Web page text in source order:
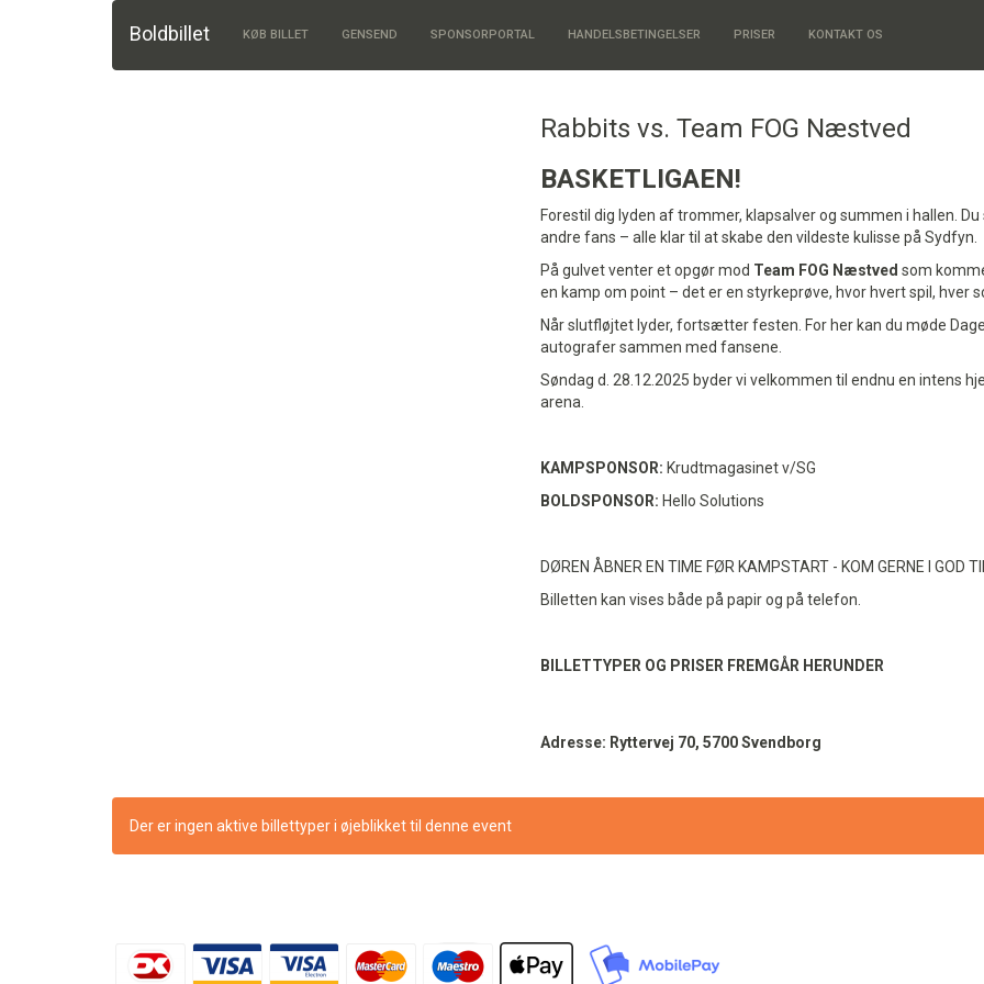
Boldbillet KØB BILLET GENSEND SPONSORPORTAL HANDELSBETINGELSER PRISER KONTAKT OS
Rabbits vs. Team FOG Næstved
BASKETLIGAEN!
Forestil dig lyden af trommer, klapsalver og summen i hallen.
andre fans – alle klar til at skabe den vildeste kulisse på Sydfyn.
På gulvet venter et opgør mod Team FOG Næstved som
en kamp om point – det er en styrkeprøve, hvor hvert spil,
Når slutfløjtet lyder, fortsætter festen. For her kan du møde
autografer sammen med fansene.
Søndag d. 28.12.2025 byder vi velkommen til endnu en intens
arena.
KAMPSPONSOR: Krudtmagasinet v/SG
BOLDSPONSOR: Hello Solutions
DØREN ÅBNER EN TIME FØR KAMPSTART - KOM GERNE I GOD
Billetten kan vises både på papir og på telefon.
BILLETTYPER OG PRISER FREMGÅR HERUNDER
Adresse: Ryttervej 70, 5700 Svendborg
Der er ingen aktive billettyper i øjeblikket til denne event